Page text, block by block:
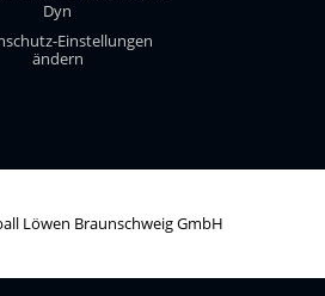
Dyn
Einstellungen
ändern
Löwen Braunschweig GmbH